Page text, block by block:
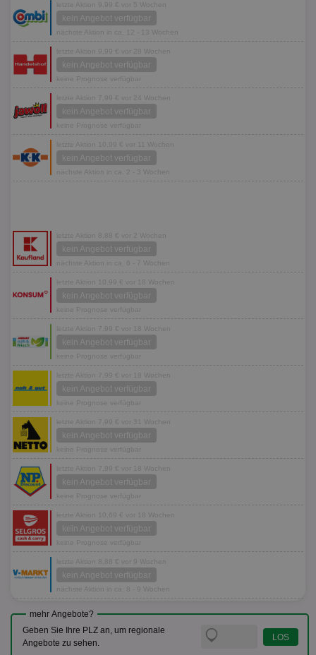
letzte Aktion 9,99 € vor 5 Wochen
kein Angebot verfügbar
nächste Aktion in ca. 12 - 13 Wochen
letzte Aktion 9,99 € vor 28 Wochen
kein Angebot verfügbar
keine Prognose verfügbar
letzte Aktion 7,99 € vor 24 Wochen
kein Angebot verfügbar
keine Prognose verfügbar
letzte Aktion 10,99 € vor 11 Wochen
kein Angebot verfügbar
nächste Aktion in ca. 2 - 3 Wochen
letzte Aktion 8,88 € vor 2 Wochen
kein Angebot verfügbar
nächste Aktion in ca. 6 - 7 Wochen
letzte Aktion 10,99 € vor 18 Wochen
kein Angebot verfügbar
keine Prognose verfügbar
letzte Aktion 7,99 € vor 18 Wochen
kein Angebot verfügbar
keine Prognose verfügbar
letzte Aktion 7,99 € vor 18 Wochen
kein Angebot verfügbar
keine Prognose verfügbar
letzte Aktion 7,99 € vor 31 Wochen
kein Angebot verfügbar
keine Prognose verfügbar
letzte Aktion 7,99 € vor 18 Wochen
kein Angebot verfügbar
keine Prognose verfügbar
letzte Aktion 10,69 € vor 18 Wochen
kein Angebot verfügbar
keine Prognose verfügbar
letzte Aktion 8,88 € vor 9 Wochen
kein Angebot verfügbar
nächste Aktion in ca. 8 - 9 Wochen
mehr Angebote?
Geben Sie Ihre PLZ an, um regionale
Angebote zu sehen.